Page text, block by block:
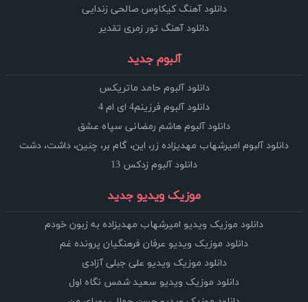
دانلود آهنگ کیکاوس صالحی زندایی
دانلود آهنگ تور زمری تقدیر
آلبوم جدید
دانلود آلبوم حامد ماتریکس
دانلود آلبوم فرزینم4 ای ام 4
دانلود آلبوم هاشم رمضانی سپاه عشق
دانلود آلبوم امیرشهاب مهدیزاده زر، این، گام بر، چنین، داشت، دشت
دانلود آلبوم زدکس 13
موزیک ویدیو جدید
دانلود موزیک ویدیو امیرشهاب مهدیزاده به زبون خودم
دانلود موزیک ویدیو عرفان فرهنگیان پرونده غم
دانلود موزیک ویدیو علی جبلی آزادی
دانلود موزیک ویدیو سعید شمس نگاه اول